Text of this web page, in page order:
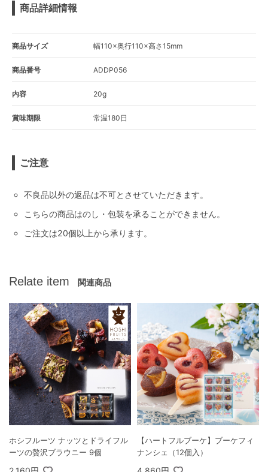
商品詳細情報
商品サイズ 幅110×奥行110×高さ15mm
商品番号 ADDP056
内容 20g
賞味期限 常温180日
ご注意
不良品以外の返品は不可とさせていただきます。
こちらの商品はのし・包装を承ることができません。
ご注文は20個以上から承ります。
Relate item 関連商品
ホシフルーツ ナッツとドライフル
ーツの贅沢ブラウニー 9個
【ハートフルブーケ】ブーケフィ
ナンシェ（12個入）